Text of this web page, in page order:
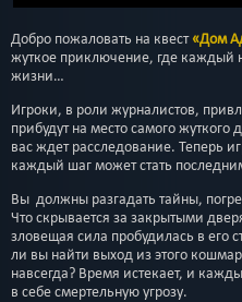
Добро пожаловать на квест«Дом
жуткое приключение, где каждый
жизни…
Игроки, в роли журналистов,
прибудут на место самого
вас ждет расследование. Теперь
каждый шаг может стать
Вы должны разгадать тайны,
Что скрывается за закрытыми
зловещая сила пробудилась в его
ли вы найти выход из этого
навсегда? Время истекает, и
в себе смертельную угрозу.